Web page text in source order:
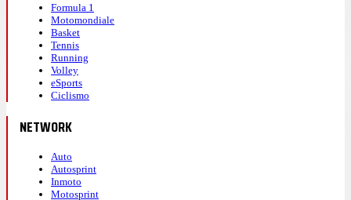
Formula 1
Motomondiale
Basket
Tennis
Running
Volley
eSports
Ciclismo
NETWORK
Auto
Autosprint
Inmoto
Motosprint